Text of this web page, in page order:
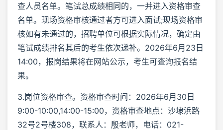
查人员名单。笔试总成绩相同的，一并进入资格审查
名单。现场资格审核通过者方可进入面试;现场资格审
核如有未通过的，招聘单位可根据实际情况，确定由
笔试成绩排名其后的考生依次递补。2026年6月23日
14:00，报岗结果将在网站公示，考生可查询报名结
果。
3.岗位资格审查。资格审查时间：2026年6月30日
9:00-10:00,14:00-15:00，资格审查地点：沙埭浜路
32号2号楼308，联系人：殷老师，电话：021-